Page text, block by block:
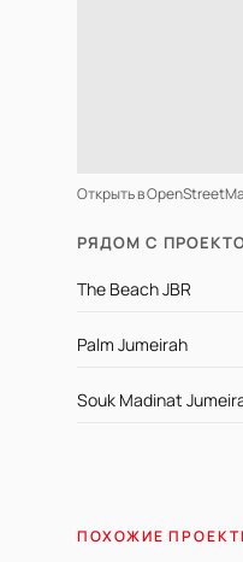
Открыть в
РЯДОМ С
The Beach JBR
Palm Jumeirah
Souk Madinat
ПОХОЖИЕ